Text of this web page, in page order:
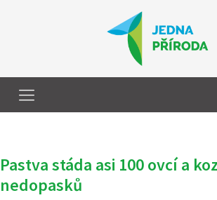
Pastva stáda asi 100 ovcí a
nedopasků